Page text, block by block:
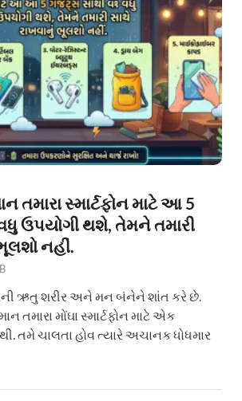
તમારા સ્માર્ટફોન માટે આ 5
ઉપયોગી થશે, તેમને તમારી
નહીં.
ઋતુ શરીર અને મન બંનેને શાંત કરે છે.
તમારા મોંઘા સ્માર્ટફોન માટે એક
તમે ચાલતા હોવ ત્યારે અચાનક ધોધમાર